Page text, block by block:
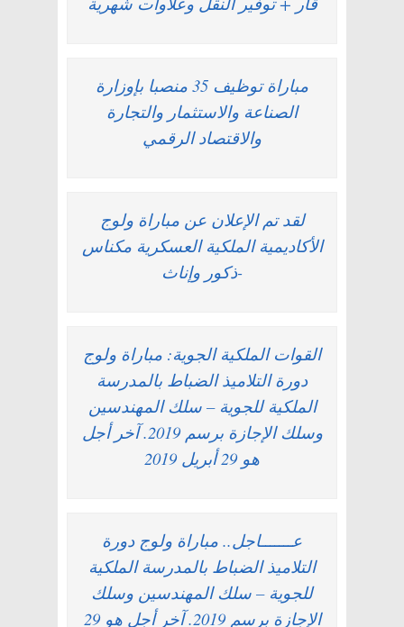
مباراة توظيف 35 منصبا بإوزارة
الصناعة والاستثمار والتجارة
والاقتصاد الرقمي
لقد تم الإعلان عن مباراة ولوج
الأكاديمية الملكية العسكرية مكناس
-ذكور وإناث
القوات الملكية الجوية: مباراة ولوج
دورة التلاميذ الضباط بالمدرسة
الملكية للجوية – سلك المهندسين
وسلك الإجازة برسم 2019. آخر أجل
هو 29 أبريل 2019
عـــــــاجل.. مباراة ولوج دورة
التلاميذ الضباط بالمدرسة الملكية
للجوية – سلك المهندسين وسلك
الإجازة برسم 2019. آخر أجل هو 29